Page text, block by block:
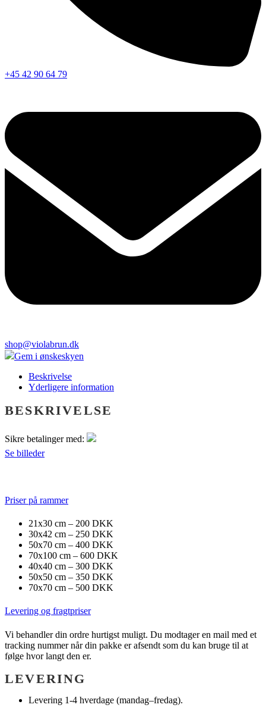
+45 42 90 64 79
shop@violabrun.dk
Gem i ønskeskyen
Beskrivelse
Yderligere information
BESKRIVELSE
Sikre betalinger med:
Se billeder
Priser på rammer
21x30 cm – 200 DKK
30x42 cm – 250 DKK
50x70 cm – 400 DKK
70x100 cm – 600 DKK
40x40 cm – 300 DKK
50x50 cm – 350 DKK
70x70 cm – 500 DKK
Levering og fragtpriser
Vi behandler din ordre hurtigst muligt. Du modtager en mail med et
tracking nummer når din pakke er afsendt som du kan bruge til at
følge hvor langt den er.
LEVERING
Levering 1-4 hverdage (mandag–fredag).